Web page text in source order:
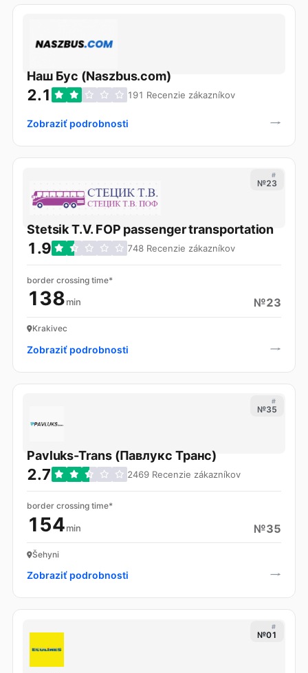
Наш Бус (Naszbus.com)
2.1 191 Recenzie zákazníkov
Zobraziť podrobnosti
#
№23
Stetsik T.V. FOP passenger transportation
1.9 748 Recenzie zákazníkov
border crossing time*
138min №23
Krakivec
Zobraziť podrobnosti
#
№35
Pavluks-Trans (Павлукс Транс)
2.7 2469 Recenzie zákazníkov
border crossing time*
154min №35
Šehyni
Zobraziť podrobnosti
#
№01